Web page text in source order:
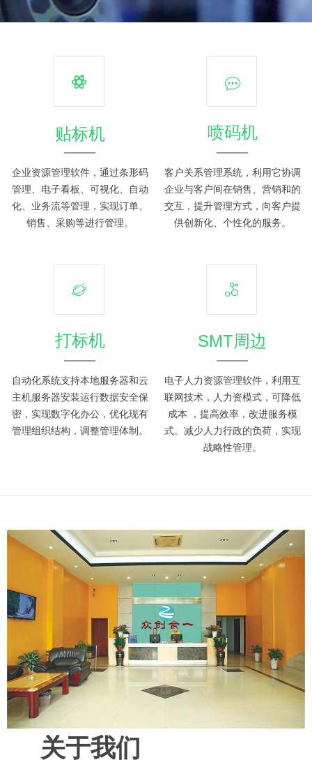
贴标机
企业资源管理软件，通过条形码
管理、电子看板、可视化、自动
化、业务流等管理，实现订单、
销售、采购等进行管理。
喷码机
客户关系管理系统，利用它协调
企业与客户间在销售、营销和的
交互，提升管理方式，向客户提
供创新化、个性化的服务。
打标机
自动化系统支持本地服务器和云
主机服务器安装运行数据安全保
密，实现数字化办公，优化现有
管理组织结构，调整管理体制。
SMT周边
电子人力资源管理软件，利用互
联网技术，人力资模式，可降低
成本 ，提高效率，改进服务模
式。减少人力行政的负荷，实现
战略性管理。
关于我们